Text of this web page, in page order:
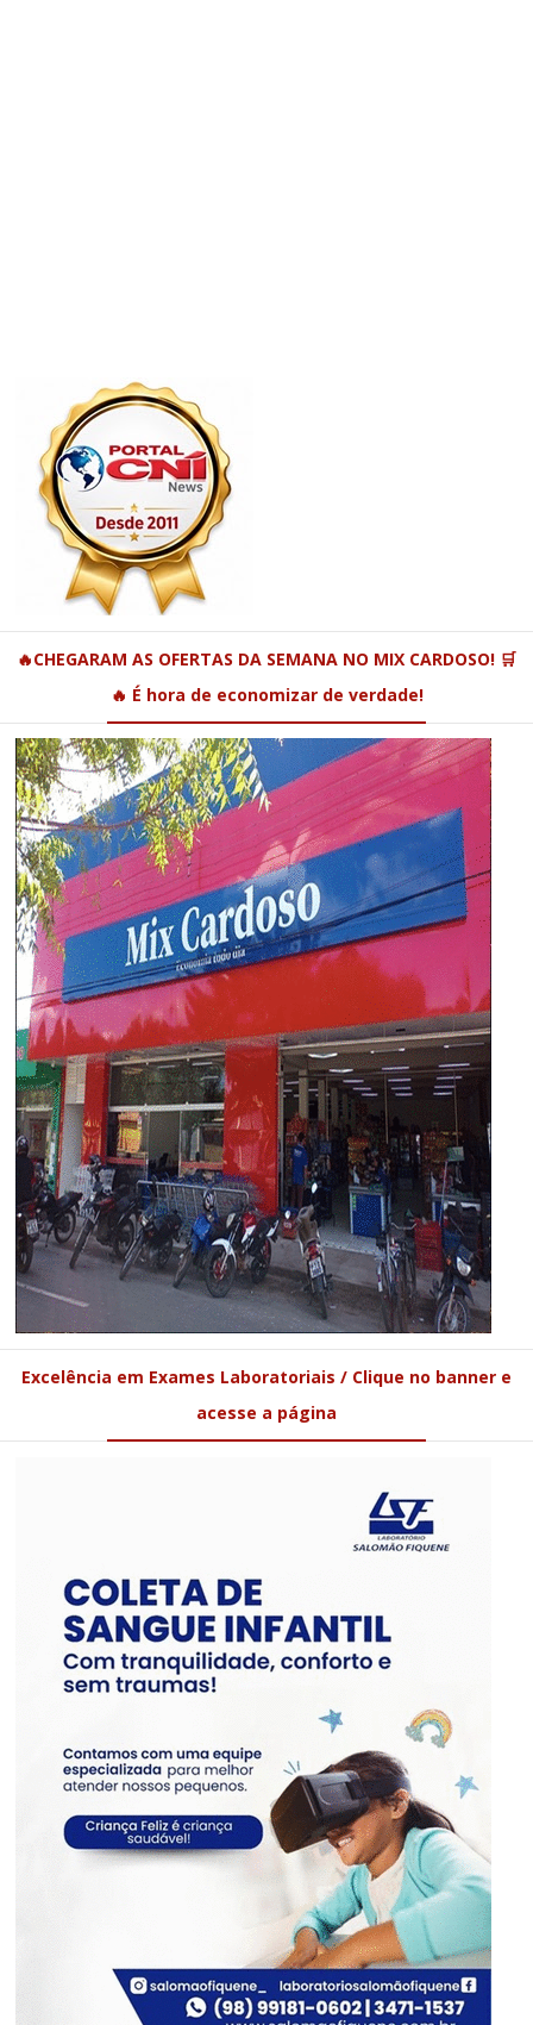
🔥CHEGARAM AS OFERTAS DA SEMANA NO MIX CARDOSO! 🛒
🔥 É hora de economizar de verdade!
Excelência em Exames Laboratoriais / Clique no banner e
acesse a página